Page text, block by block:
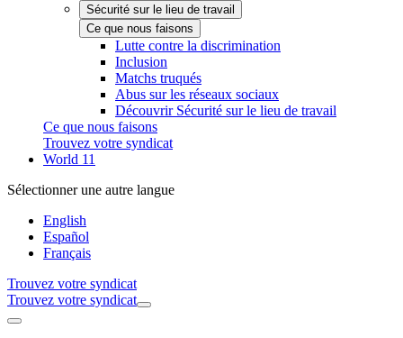
Sécurité sur le lieu de travail
Ce que nous faisons
Lutte contre la discrimination
Inclusion
Matchs truqués
Abus sur les réseaux sociaux
Découvrir Sécurité sur le lieu de travail
Ce que nous faisons
Trouvez votre syndicat
World 11
Sélectionner une autre langue
English
Español
Français
Trouvez votre syndicat
Trouvez votre syndicat